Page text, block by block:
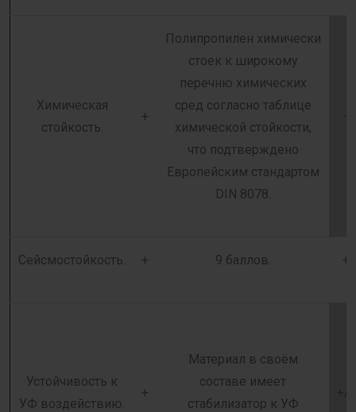
Химическая
стойкость.
+
Полипропилен химически
стоек к широкому
перечню химических
сред согласно таблице
химической стойкости,
что подтверждено
Европейским стандартом
DIN 8078.
Сейсмостойкость. + 9 баллов. +
Устойчивость к
УФ воздействию.
+
Материал в своём
составе имеет
стабилизатор к УФ